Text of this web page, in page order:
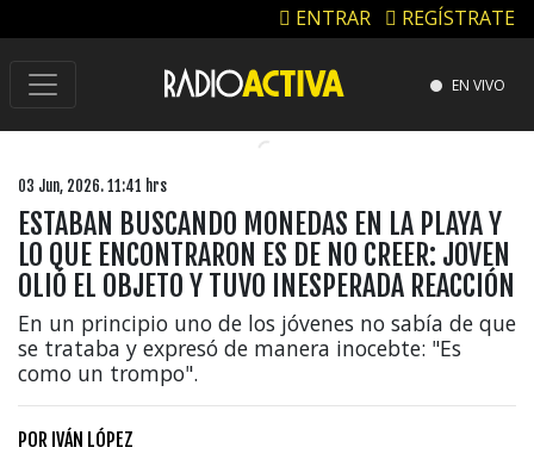
ENTRAR REGÍSTRATE
EN VIVO
03 Jun, 2026. 11:41 hrs
ESTABAN BUSCANDO MONEDAS EN LA PLAYA Y
LO QUE ENCONTRARON ES DE NO CREER: JOVEN
OLIÓ EL OBJETO Y TUVO INESPERADA REACCIÓN
En un principio uno de los jóvenes no sabía de que
se trataba y expresó de manera inocebte: "Es
como un trompo".
POR IVÁN LÓPEZ